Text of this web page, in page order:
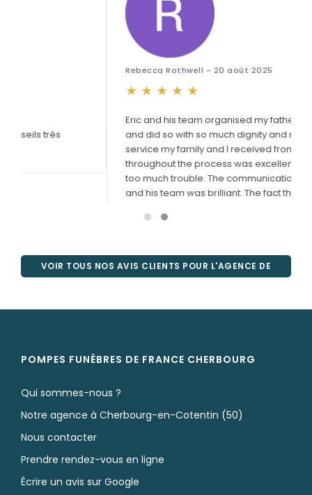
Rebecca Rothwell - 20 août 2025
Eric and his team organised my father’s funeral
and did so with so much dignity and respect. The
service my family and I received from him
throughout the process was excellent. Nothing was
too much trouble. The communication from Eric
and his team was brilliant. The fact that he is able to
speak such fluent English was a great help to us. He
organised everything so quickly and efficiently and
recommending Eric and his team.
Eric - thank you so much for all of your help and
tolerance for my English. We hope our support
has helped your mother and your family.
VOIR TOUS NOS AVIS CLIENTS POUR L'AGENCE DE